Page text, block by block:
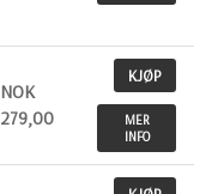
NOK
279,00
KJØP
MER
INFO